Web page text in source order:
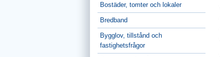
Bostäder, tomter och lokaler
Bredband
Bygglov, tillstånd och
fastighetsfrågor